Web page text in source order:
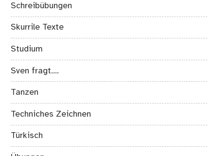
Schreibübungen
Skurrile Texte
Studium
Sven fragt….
Tanzen
Techniches Zeichnen
Türkisch